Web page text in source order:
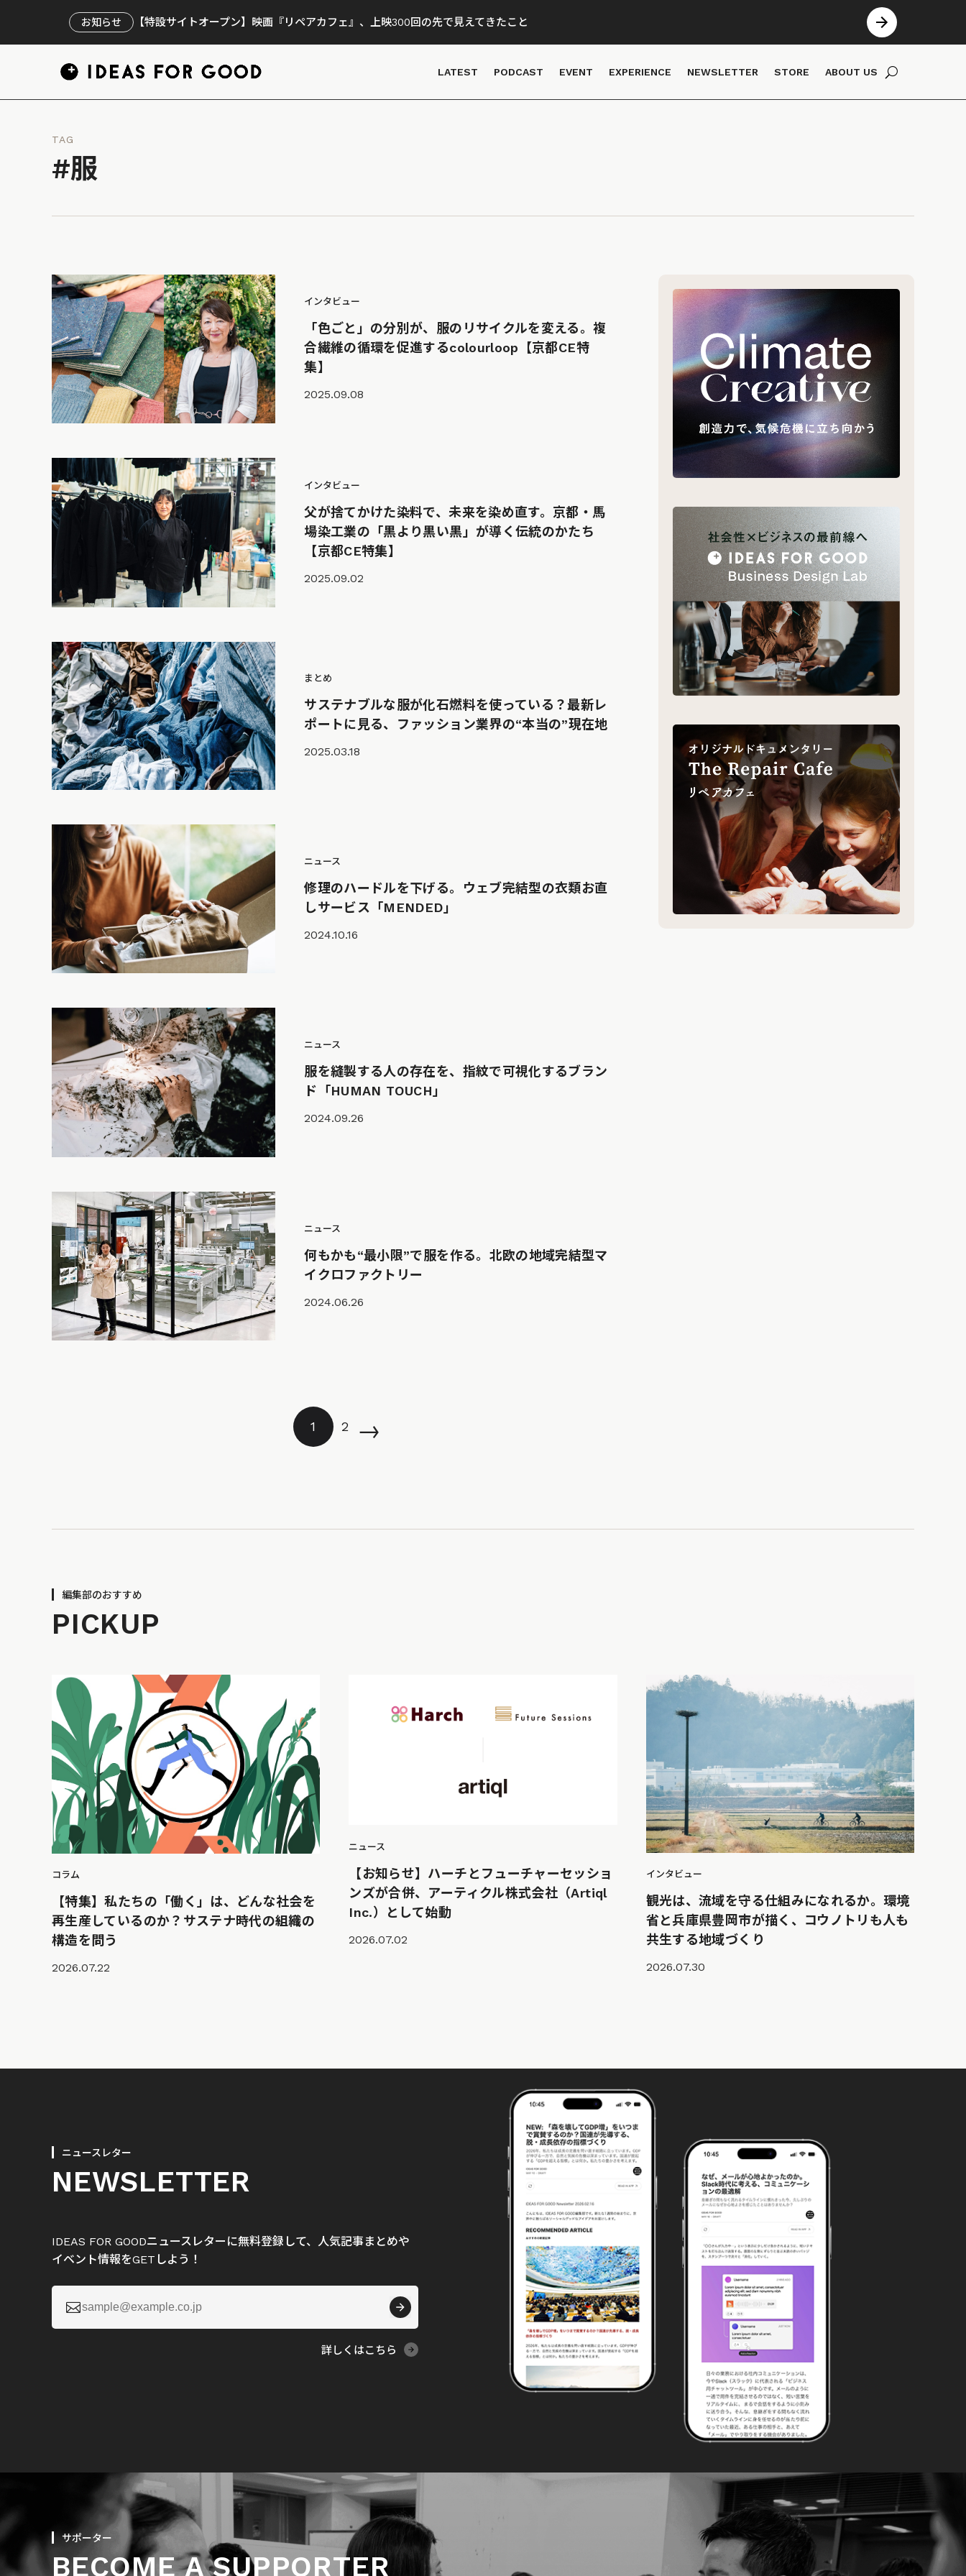
お知らせ 【特設サイトオープン】映画『リペアカフェ』、上映300回の先で見えてきたこと
LATEST PODCAST EVENT EXPERIENCE NEWSLETTER STORE ABOUT US
TAG
#服
インタビュー
「色ごと」の分別が、服のリサイクルを変える。複
合繊維の循環を促進するcolourloop【京都CE特
集】
2025.09.08
インタビュー
父が捨てかけた染料で、未来を染め直す。京都・馬
場染工業の「黒より黒い黒」が導く伝統のかたち
【京都CE特集】
2025.09.02
まとめ
サステナブルな服が化石燃料を使っている？最新レ
ポートに見る、ファッション業界の“本当の”現在地
2025.03.18
ニュース
修理のハードルを下げる。ウェブ完結型の衣類お直
しサービス「MENDED」
2024.10.16
ニュース
服を縫製する人の存在を、指紋で可視化するブラン
ド「HUMAN TOUCH」
2024.09.26
ニュース
何もかも“最小限”で服を作る。北欧の地域完結型マ
イクロファクトリー
2024.06.26
1 2 →
編集部のおすすめ
PICKUP
コラム
【特集】私たちの「働く」は、どんな社会を
再生産しているのか？サステナ時代の組織の
構造を問う
2026.07.22
ニュース
【お知らせ】ハーチとフューチャーセッショ
ンズが合併、アーティクル株式会社（Artiql
Inc.）として始動
2026.07.02
インタビュー
観光は、流域を守る仕組みになれるか。環境
省と兵庫県豊岡市が描く、コウノトリも人も
共生する地域づくり
2026.07.30
ニュースレター
NEWSLETTER
IDEAS FOR GOODニュースレターに無料登録して、人気記事まとめや
イベント情報をGETしよう！

詳しくはこちら
サポーター
BECOME A SUPPORTER